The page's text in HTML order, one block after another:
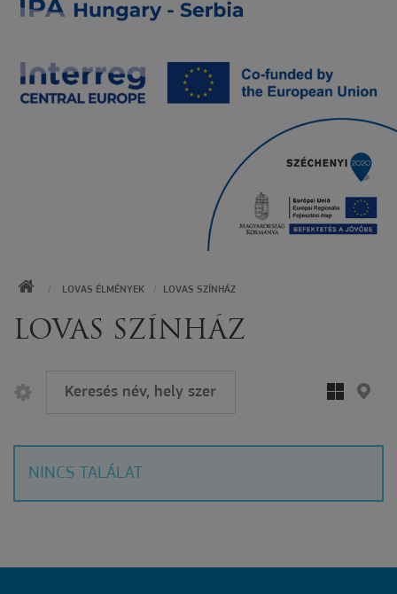
KEZDŐOLDAL
LOVAS ÉLMÉNYEK LOVAS SZÍNHÁZ
LOVAS SZÍNHÁZ
NINCS TALÁLAT